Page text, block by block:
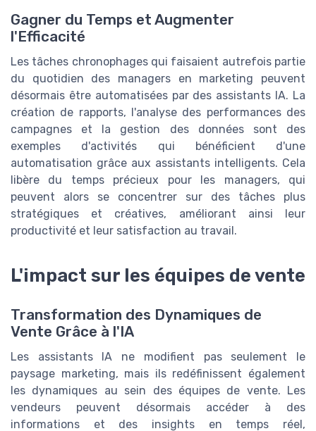
Gagner du Temps et Augmenter
l'Efficacité
Les tâches chronophages qui faisaient autrefois partie
du quotidien des managers en marketing peuvent
désormais être automatisées par des assistants IA. La
création de rapports, l'analyse des performances des
campagnes et la gestion des données sont des
exemples d'activités qui bénéficient d'une
automatisation grâce aux assistants intelligents. Cela
libère du temps précieux pour les managers, qui
peuvent alors se concentrer sur des tâches plus
stratégiques et créatives, améliorant ainsi leur
productivité et leur satisfaction au travail.
L'impact sur les équipes de vente
Transformation des Dynamiques de
Vente Grâce à l'IA
Les assistants IA ne modifient pas seulement le
paysage marketing, mais ils redéfinissent également
les dynamiques au sein des équipes de vente. Les
vendeurs peuvent désormais accéder à des
informations et des insights en temps réel,